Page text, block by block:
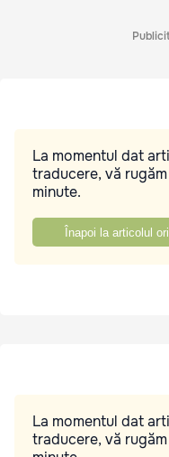
La momentul dat
traducere, vă
minute.
Înapoi la articolul
La momentul dat
traducere, vă